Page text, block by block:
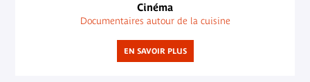
Cinéma
Documentaires autour de la cuisine
EN SAVOIR PLUS